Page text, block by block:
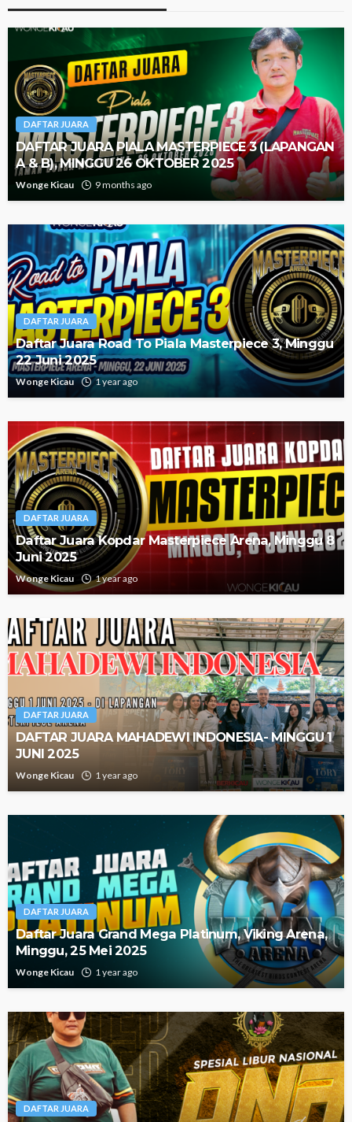
DAFTAR JUARA
DAFTAR JUARA PIALA MASTERPIECE 3 (LAPANGAN
A & B), MINGGU 26 OKTOBER 2025
Wonge Kicau 9 months ago
DAFTAR JUARA
Daftar Juara Road To Piala Masterpiece 3, Minggu
22 Juni 2025
Wonge Kicau 1 year ago
DAFTAR JUARA
Daftar Juara Kopdar Masterpiece Arena, Minggu 8
Juni 2025
Wonge Kicau 1 year ago
DAFTAR JUARA
DAFTAR JUARA MAHADEWI INDONESIA- MINGGU 1
JUNI 2025
Wonge Kicau 1 year ago
DAFTAR JUARA
Daftar Juara Grand Mega Platinum, Viking Arena,
Minggu, 25 Mei 2025
Wonge Kicau 1 year ago
DAFTAR JUARA